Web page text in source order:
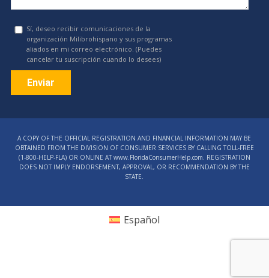
Sí, deseo recibir comunicaciones de la
organización Milibrohispano y sus programas
aliados en mi correo electrónico. (Puedes
cancelar tu suscripción cuando lo desees)
Use.
Please
leave
A COPY OF THE OFFICIAL REGISTRATION AND FINANCIAL INFORMATION MAY BE
OBTAINED FROM THE DIVISION OF CONSUMER SERVICES BY CALLING TOLL-FREE
(1‑800‑HELP‑FLA) OR ONLINE AT www.FloridaConsumerHelp.com. REGISTRATION
DOES NOT IMPLY ENDORSEMENT, APPROVAL, OR RECOMMENDATION BY THE
STATE.
Español